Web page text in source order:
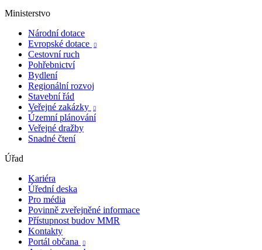
Ministerstvo
Národní dotace
Evropské dotace

Cestovní ruch
Pohřebnictví
Bydlení
Regionální rozvoj
Stavební řád
Veřejné zakázky

Územní plánování
Veřejné dražby
Snadné čtení
Úřad
Kariéra
Úřední deska
Pro média
Povinně zveřejněné informace
Přístupnost budov MMR
Kontakty
Portál občana
